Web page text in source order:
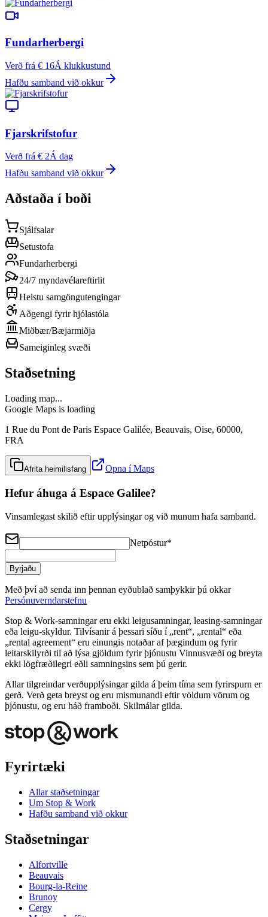
Fundarherbergi
Verð frá € 16Á klukkustund
Hafðu samband við okkur
Fjarskrifstofur
Verð frá € 2Á dag
Hafðu samband við okkur
Aðstaða í boði
Sjálfsalar
Setustofa
Fundarherbergi
24/7 myndavélareftirlit
Helstu samgöngutengingar
Aðgengi fyrir hjólastóla
Miðbær/Bæjarmiðja
Sameiginleg svæði
Staðsetning
Loading map...
Google Maps is loading
1 Rue du Pont de Paris Espace Galilée, Beauvais, Oise, 60000,
FRA
Afrita heimilisfang Opna í Maps
Hefur áhuga á Espace Galilee?
Vinsamlegast skilið eftir upplýsingar og við munum hafa samband.
Netpóstur*
Byrjaðu
Með því að senda inn þennan eyðublað samþykkir þú okkar
Persónuverndarstefnu
Stop & Work‑samningar eru ekki leigusamningar, leasing‑samningar
eða leigu‑skyldur. Tilvísanir á þessari síðu í „rent“, „rental“ eða
„rental agreement“ eru einungis notaðar af þægindum og fyrir
leitarskilyrði til að lýsa gjöldum fyrir þjónustu Vinnusvæði og breyta
ekki lögfræðilegri eðli samningsins sem þú gerir.
Allar tilgreindar verðupplýsingar gilda á þeim tíma sem fyrirspurn er
gerð. Verð geta breyst og eru mismunandi eftir völdum vörum og
þjónustu, og eru háð framboði. Skilmálar gilda.
Fyrirtæki
Allar staðsetningar
Um Stop & Work
Hafðu samband við okkur
Staðsetningar
Alfortville
Beauvais
Bourg-la-Reine
Brunoy
Cergy